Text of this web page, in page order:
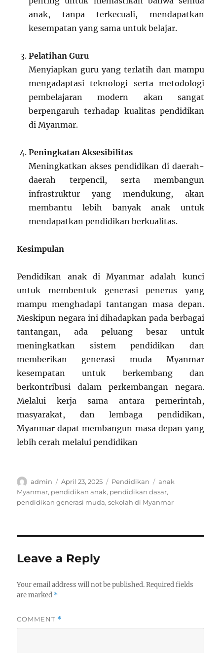
anak, tanpa terkecuali, mendapatkan
kesempatan yang sama untuk belajar.
Pelatihan Guru
Menyiapkan guru yang terlatih dan mampu
mengadaptasi teknologi serta metodologi
pembelajaran modern akan sangat
berpengaruh terhadap kualitas pendidikan
di Myanmar.
Peningkatan Aksesibilitas
Meningkatkan akses pendidikan di daerah-
daerah terpencil, serta membangun
infrastruktur yang mendukung, akan
membantu lebih banyak anak untuk
mendapatkan pendidikan berkualitas.
Kesimpulan
Pendidikan anak di Myanmar adalah kunci
untuk membentuk generasi penerus yang
mampu menghadapi tantangan masa depan.
Meskipun negara ini dihadapkan pada berbagai
tantangan, ada peluang besar untuk
meningkatkan sistem pendidikan dan
memberikan generasi muda Myanmar
kesempatan untuk berkembang dan
berkontribusi dalam perkembangan negara.
Melalui kerja sama antara pemerintah,
masyarakat, dan lembaga pendidikan,
Myanmar dapat membangun masa depan yang
lebih cerah melalui pendidikan
Author
admin
Posted
on
April 23, 2025 Categories
Pendidikan Tags
anak
Myanmar, pendidikan anak, pendidikan dasar,
pendidikan generasi muda,sekolah di Myanmar
Leave a Reply
Your email address will not be published. Required fields
are marked *
COMMENT *